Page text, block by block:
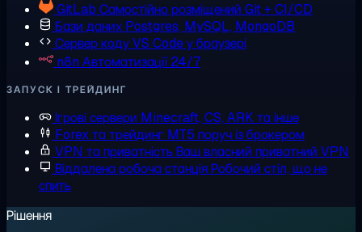
GitLab Самостійно розміщений Git + CI/CD
Бази даних Postgres, MySQL, MongoDB
Сервер кодуVS Code у браузері
n8n Автоматизації 24/7
ЗАПУСК І ТРЕЙДИНГ
Ігрові сервери Minecraft, CS, ARK та інше
Forex та трейдинг MT5 поруч із брокером
VPN та приватністьВаш власний приватний VPN
Віддалена робоча станціяРобочий стіл, що не
спить
Рішення